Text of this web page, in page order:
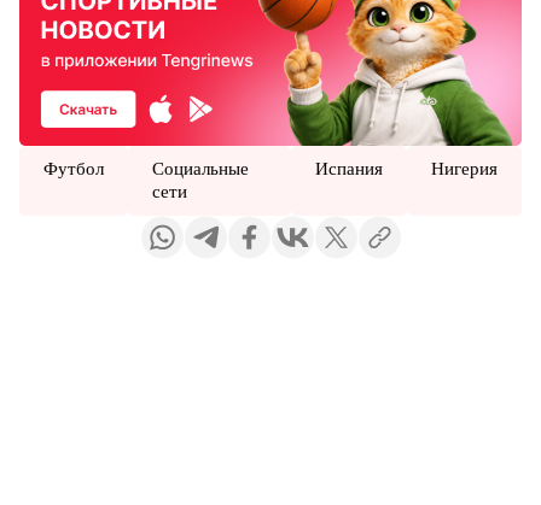
Футбол
Социальные
сети
Испания Нигерия